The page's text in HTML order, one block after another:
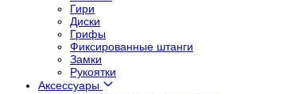
Гири
Диски
Грифы
Фиксированные штанги
Замки
Рукоятки
Аксессуары